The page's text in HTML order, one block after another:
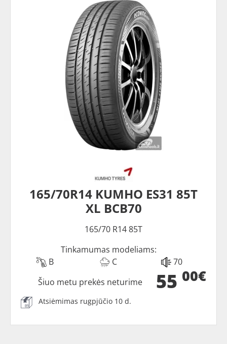
165/70R14 KUMHO ES31 85T
XL BCB70
165/70 R14 85T
Tinkamumas modeliams:
B
C 70
55 00€
Šiuo metu prekės neturime
Atsiėmimas rugpjūčio 10 d.